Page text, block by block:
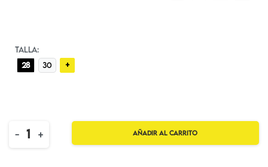
TALLA:
28
30 +
Quantity
- + Añadir al carrito